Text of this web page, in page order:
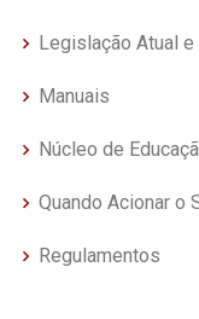
Legislação Atual e
Manuais
Núcleo de
Quando Acionar o
Regulamentos